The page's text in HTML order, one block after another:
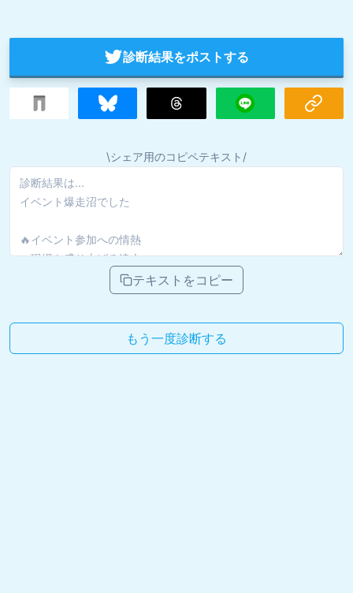
診断結果をポストする
\シェア用のコピペテキスト/
テキストをコピー
もう一度診断する